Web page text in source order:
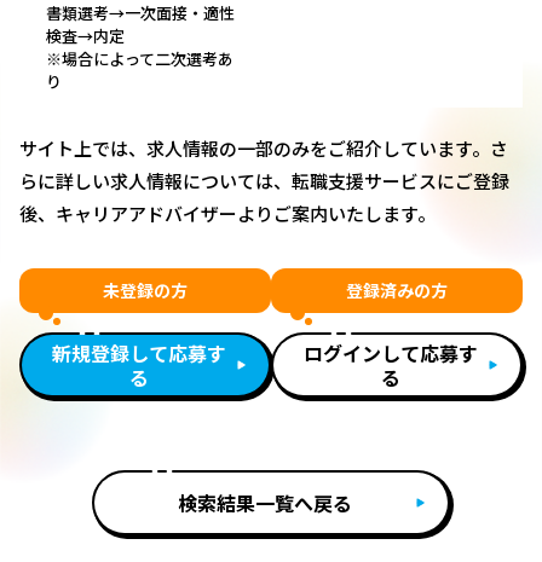
書類選考→一次面接・適性
検査→内定
※場合によって二次選考あ
り
サイト上では、求人情報の一部のみをご紹介しています。さ
らに詳しい求人情報については、転職支援サービスにご登録
後、キャリアアドバイザーよりご案内いたします。
未登録の方
新規登録して応募す
る
登録済みの方
ログインして応募す
る
検索結果一覧へ戻る